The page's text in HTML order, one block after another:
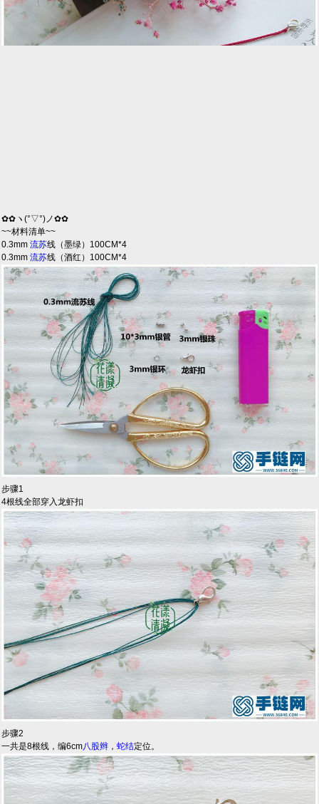
✿✿ヽ(°▽°)ノ✿✿
~~材料清单~~
0.3mm流苏线（墨绿）100CM*4
0.3mm流苏线（酒红）100CM*4
步骤1
4根线全部穿入龙虾扣
步骤2
一共是8根线，编6cm八股辫 ，蛇结定位。